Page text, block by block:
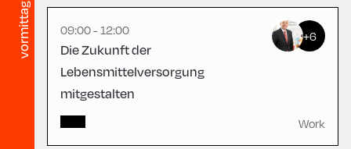
vormittag 09:00 - 12:00
Die Zukunft der
Lebensmittelversorgung
mitgestalten
+6
Work